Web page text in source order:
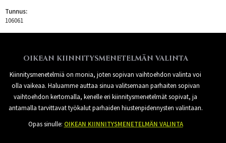
Tunnus:
106061
OIKEAN KIINNITYSMENETELMÄN VALINTA
Kiinnitysmenetelmiä on monia, joten sopivan vaihtoehdon valinta voi
olla vaikeaa. Haluamme auttaa sinua valitsemaan parhaiten sopivan
vaihtoehdon kertomalla, kenelle eri kiinnitysmenetelmät sopivat, ja
antamalla tarvittavat työkalut parhaiden hiustenpidennysten valintaan.
Opas sinulle: OIKEAN KIINNITYSMENETELMÄN VALINTA